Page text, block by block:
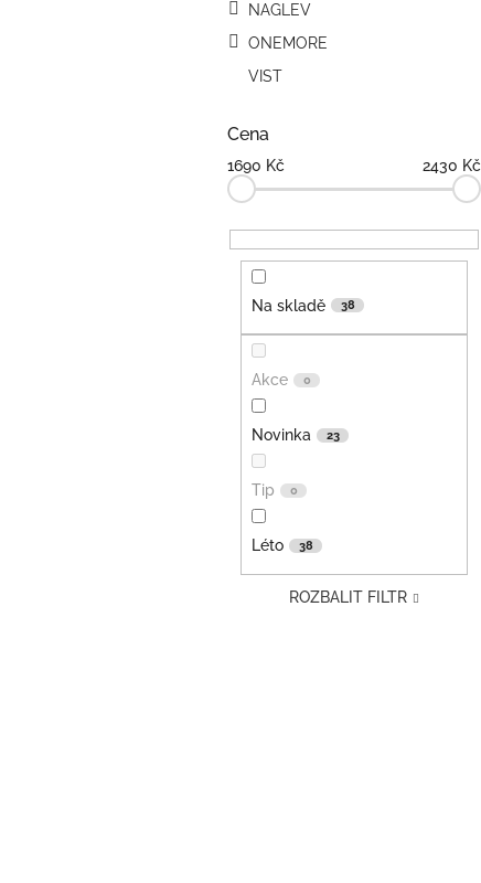
NAGLEV
ONEMORE
VIST
Cena
1690 Kč 2430 Kč
Na skladě 38
Akce 0
Novinka 23
Tip 0
Léto 38
ROZBALIT FILTR